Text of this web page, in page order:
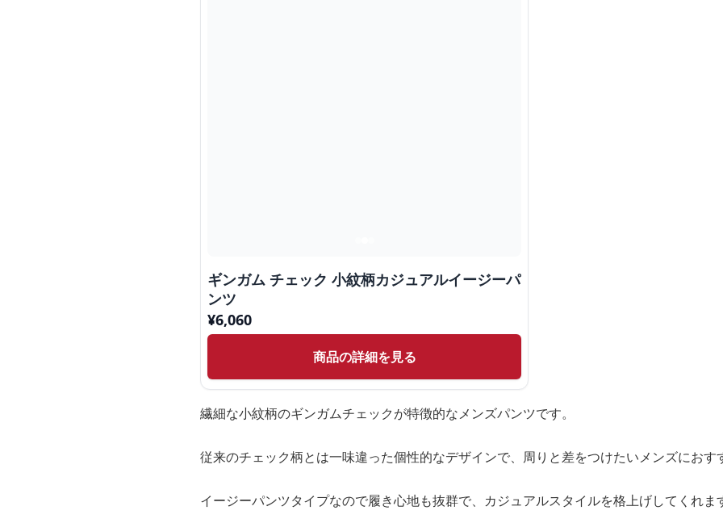
ギンガム チェック 小紋柄カジュアルイージーパ
ンツ
¥6,060
商品の詳細を見る
繊細な小紋柄のギンガムチェックが特徴的なメンズパンツです。
従来のチェック柄とは一味違った個性的なデザインで、周りと差をつけたいメンズにおす
イージーパンツタイプなので履き心地も抜群で、カジュアルスタイルを格上げしてくれま